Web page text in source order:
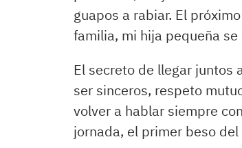
guapos a rabiar. El
familia, mi hija pequeña se
El secreto de llegar juntos
ser sinceros, respeto
volver a hablar siempre
jornada, el primer beso